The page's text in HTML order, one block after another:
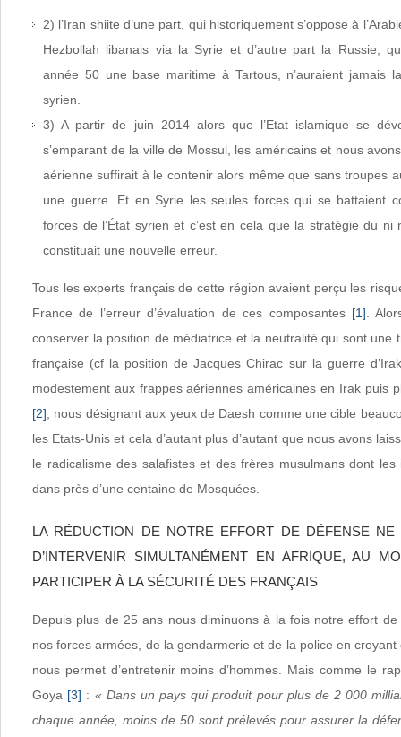
2) l’Iran shiite d’une part, qui historiquement s’oppose à
Hezbollah libanais via la Syrie et d’autre part la Russie,
année 50 une base maritime à Tartous, n’auraient jamais
syrien.
3) A partir de juin 2014 alors que l’Etat islamique se
s’emparant de la ville de Mossul, les américains et nous
aérienne suffirait à le contenir alors même que sans troupes
une guerre. Et en Syrie les seules forces qui se battaient
forces de l’État syrien et c’est en cela que la stratégie du ni
constituait une nouvelle erreur.
Tous les experts français de cette région avaient perçu les
France de l’erreur d’évaluation de ces composantes [1] .
conserver la position de médiatrice et la neutralité qui sont une
française (cf la position de Jacques Chirac sur la guerre
modestement aux frappes aériennes américaines en Irak puis
[2] , nous désignant aux yeux de Daesh comme une cible
les Etats-Unis et cela d’autant plus d’autant que nous avons
le radicalisme des salafistes et des frères musulmans dont
dans près d’une centaine de Mosquées.
LA RÉDUCTION DE NOTRE EFFORT DE DÉFENSE
D’INTERVENIR SIMULTANÉMENT EN AFRIQUE, AU
PARTICIPER À LA SÉCURITÉ DES FRANÇAIS
Depuis plus de 25 ans nous diminuons à la fois notre effort
nos forces armées, de la gendarmerie et de la police en
nous permet d’entretenir moins d’hommes. Mais comme le
Goya [3] : « Dans un pays qui produit pour plus de 2 000
chaque année, moins de 50 sont prélevés pour assurer la